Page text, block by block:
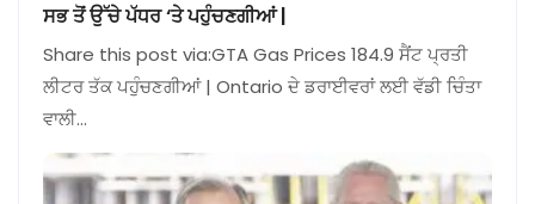
ਸਭ ਤੋਂ ਉੱਚੇ ਪੱਧਰ ‘ਤੇ ਪਹੁੰਚਣਗੀਆਂ |
Share this post via:GTA Gas Prices 184.9 ਸੈਂਟ ਪ੍ਰਤੀ
ਲੀਟਰ ਤੱਕ ਪਹੁੰਚਣਗੀਆਂ | Ontario ਦੇ ਡਰਾਈਵਰਾਂ ਲਈ ਵੱਡੀ ਚਿੰਤਾ
ਵਾਲੀ…